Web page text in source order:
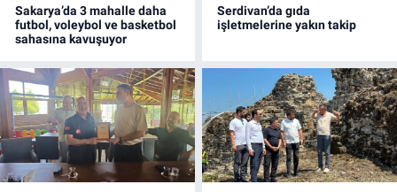
Sakarya’da 3 mahalle daha
futbol, voleybol ve basketbol
sahasına kavuşuyor
Serdivan’da gıda
işletmelerine yakın takip